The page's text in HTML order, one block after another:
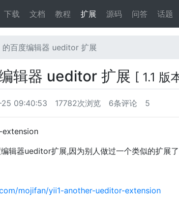
下载 文档 教程 扩展 源码 问答 话题
的百度编辑器 ueditor 扩展
辑器 ueditor 扩展 [ 1.1 版
09:40:53 17782次浏览 6条评论 5
辑器ueditor扩展,因为别人做过一个类似的扩展
mojifan/yii1-another-ueditor-extension